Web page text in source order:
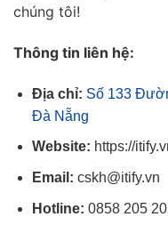
chúng tôi!
Thông tin liên hệ:
Địa chỉ: Số 133
Đà Nẵng
Website: https://
Email: cskh@itify.vn
Hotline: 0858 205